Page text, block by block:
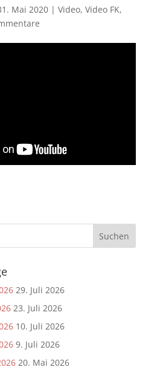
Mai 2020| Video, Video FK,
29. Juli 2026
23. Juli 2026
10. Juli 2026
9. Juli 2026
20. Mai 2026